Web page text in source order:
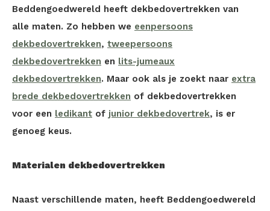
Beddengoedwereld heeft dekbedovertrekken van
alle maten. Zo hebben we eenpersoons
dekbedovertrekken, tweepersoons
dekbedovertrekken en lits-jumeaux
dekbedovertrekken. Maar ook als je zoekt naar extra
brede dekbedovertrekken of dekbedovertrekken
voor een ledikant of junior dekbedovertrek, is er
genoeg keus.
Materialen dekbedovertrekken
Naast verschillende maten, heeft Beddengoedwereld